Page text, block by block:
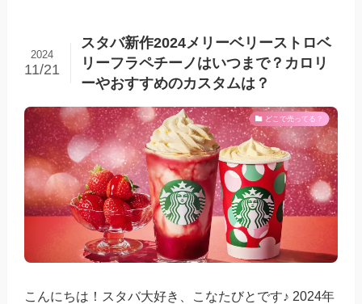
スタバ新作2024メリーベリーストロベ
リーフラペチーノはいつまで？カロリ
ーやおすすめのカスタムは？
2024
11/21
どこで売ってる？
こんにちは！スタバ大好き、こなたびとです♪ 2024年